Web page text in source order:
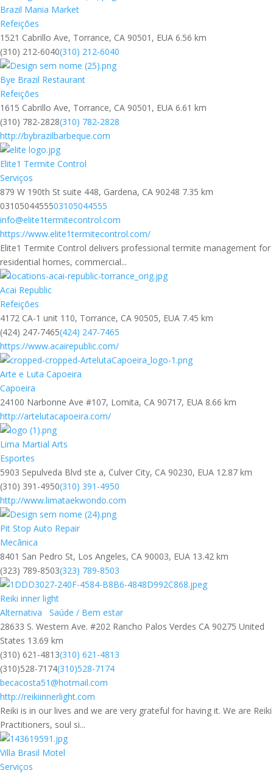
Brazil Mania Market
Refeições
1521 Cabrillo Ave, Torrance, CA 90501, EUA 6.56 km
(310) 212-6040(310) 212-6040
Bye Brazil Restaurant
Refeições
1615 Cabrillo Ave, Torrance, CA 90501, EUA 6.61 km
(310) 782-2828(310) 782-2828
http://bybrazilbarbeque.com
Elite1 Termite Control
Serviços
879 W 190th St suite 448, Gardena, CA 90248 7.35 km
0310504455503105044555
info@elite1termitecontrol.com
https://www.elite1termitecontrol.com/
Elite1 Termite Control delivers professional termite management for
residential homes, commercial...
Acai Republic
Refeições
4172 CA-1 unit 110, Torrance, CA 90505, EUA 7.45 km
(424) 247-7465(424) 247-7465
https://www.acairepublic.com/
Arte e Luta Capoeira
Capoeira
24100 Narbonne Ave #107, Lomita, CA 90717, EUA 8.66 km
http://artelutacapoeira.com/
Lima Martial Arts
Esportes
5903 Sepulveda Blvd ste a, Culver City, CA 90230, EUA 12.87 km
(310) 391-4950(310) 391-4950
http://www.limataekwondo.com
Pit Stop Auto Repair
Mecânica
8401 San Pedro St, Los Angeles, CA 90003, EUA 13.42 km
(323) 789-8503(323) 789-8503
Reiki inner light
Alternativa
Saúde / Bem estar
28633 S. Western Ave. #202 Rancho Palos Verdes CA 90275 United
States 13.69 km
(310) 621-4813(310) 621-4813
(310)528-7174(310)528-7174
becacosta51@hotmail.com
http://reikiinnerlight.com
Reiki is in our lives and we are very grateful for having it. We are Reiki
Practitioners, soul si...
Villa Brasil Motel
Serviços